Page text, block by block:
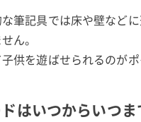
筆記具では床や壁など
ん。
供を遊ばせられるのがポ
はいつからいつ